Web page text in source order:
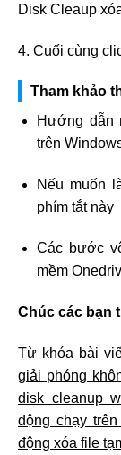
Disk Cleaup
4. Cuối cùng
Tham khảo
Hướng dẫn
trên
Nếu muốn
phím tắt này
Các bước
mềm
Chúc các bạn
Từ khóa bài
giải phóng
disk cleanup
động chạy
động xóa file